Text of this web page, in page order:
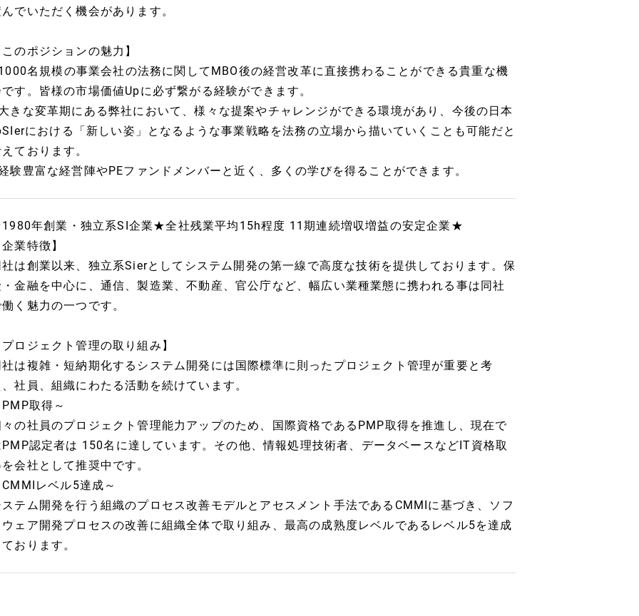
でいただく機会があります。
のポジションの魅力】
名規模の事業会社の法務に関してMBO後の経営改革に直接携わることができる貴重な機
す。皆様の市場価値Upに必ず繋がる経験ができます。
きな変革期にある弊社において、様々な提案やチャレンジができる環境があり、今後の日本
における「新しい姿」となるような事業戦略を法務の立場から描いていくことも可能だと
ております。
験豊富な経営陣やPEファンドメンバーと近く、多くの学びを得ることができます。
年創業・独立系SI企業★全社残業平均15h程度 11期連続増収増益の安定企業★
業特徴】
は創業以来、独立系Sierとしてシステム開発の第一線で高度な技術を提供しております。保
金融を中心に、通信、製造業、不動産、官公庁など、幅広い業種業態に携われる事は同社
く魅力の一つです。
ロジェクト管理の取り組み】
は複雑・短納期化するシステム開発には国際標準に則ったプロジェクト管理が重要と考
社員、組織にわたる活動を続けています。
取得～
の社員のプロジェクト管理能力アップのため、国際資格であるPMP取得を推進し、現在で
認定者は 150名に達しています。その他、情報処理技術者、データベースなどIT資格取
会社として推奨中です。
レベル5達成～
テム開発を行う組織のプロセス改善モデルとアセスメント手法であるCMMIに基づき、ソフ
ェア開発プロセスの改善に組織全体で取り組み、最高の成熟度レベルであるレベル5を達成
おります。